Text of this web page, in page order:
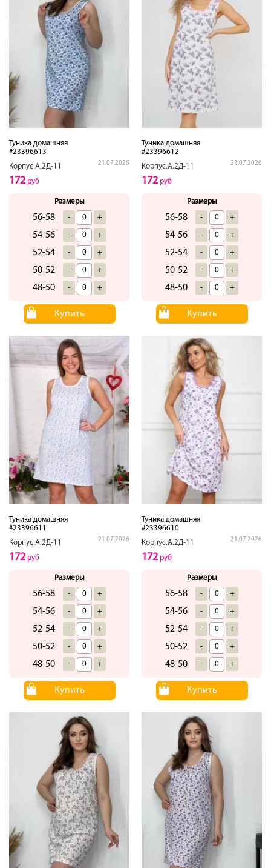
Туника домашняя
#23396613
Корпус.А.2Д-11
21.07.2026
172руб
Размеры
56-58 - +
54-56 - +
52-54 - +
50-52 - +
48-50 - +
Купить
Туника домашняя
#23396612
Корпус.А.2Д-11
21.07.2026
172руб
Размеры
56-58 - +
54-56 - +
52-54 - +
50-52 - +
48-50 - +
Купить
Туника домашняя
#23396611
Корпус.А.2Д-11
21.07.2026
172руб
Размеры
56-58 - +
54-56 - +
52-54 - +
50-52 - +
48-50 - +
Купить
Туника домашняя
#23396610
Корпус.А.2Д-11
21.07.2026
172руб
Размеры
56-58 - +
54-56 - +
52-54 - +
50-52 - +
48-50 - +
Купить